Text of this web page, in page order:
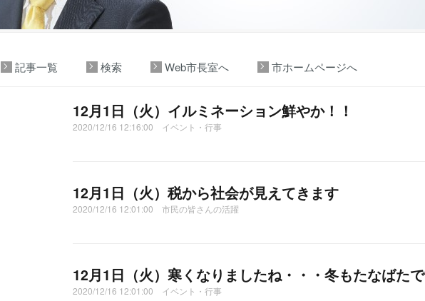
記事一覧 検索 Web市長室へ 市ホームページへ
12月1日（火）イルミネーション鮮やか！！
2020/12/16 12:16:00 イベント・行事
12月1日（火）税から社会が見えてきます
2020/12/16 12:01:00 市民の皆さんの活躍
12月1日（火）寒くなりましたね・・・冬もたなばた
2020/12/16 12:01:00 イベント・行事